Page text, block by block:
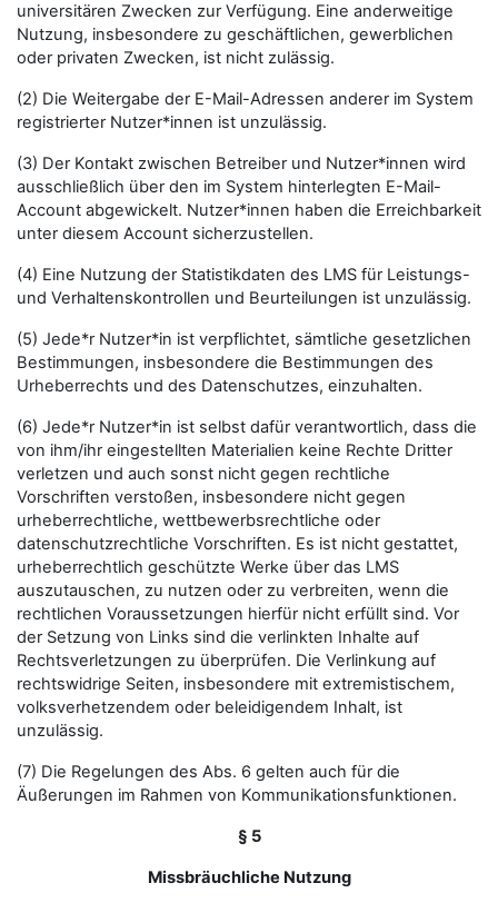
universitären Zwecken zur Verfügung. Eine anderweitige
Nutzung, insbesondere zu geschäftlichen, gewerblichen
oder privaten Zwecken, ist nicht zulässig.
(2) Die Weitergabe der E-Mail-Adressen anderer im System
registrierter Nutzer*innen ist unzulässig.
(3) Der Kontakt zwischen Betreiber und Nutzer*innen wird
ausschließlich über den im System hinterlegten E-Mail-
Account abgewickelt. Nutzer*innen haben die Erreichbarkeit
unter diesem Account sicherzustellen.
(4) Eine Nutzung der Statistikdaten des LMS für Leistungs-
und Verhaltenskontrollen und Beurteilungen ist unzulässig.
(5) Jede*r Nutzer*in ist verpflichtet, sämtliche gesetzlichen
Bestimmungen, insbesondere die Bestimmungen des
Urheberrechts und des Datenschutzes, einzuhalten.
(6) Jede*r Nutzer*in ist selbst dafür verantwortlich, dass die
von ihm/ihr eingestellten Materialien keine Rechte Dritter
verletzen und auch sonst nicht gegen rechtliche
Vorschriften verstoßen, insbesondere nicht gegen
urheberrechtliche, wettbewerbsrechtliche oder
datenschutzrechtliche Vorschriften. Es ist nicht gestattet,
urheberrechtlich geschützte Werke über das LMS
auszutauschen, zu nutzen oder zu verbreiten, wenn die
rechtlichen Voraussetzungen hierfür nicht erfüllt sind. Vor
der Setzung von Links sind die verlinkten Inhalte auf
Rechtsverletzungen zu überprüfen. Die Verlinkung auf
rechtswidrige Seiten, insbesondere mit extremistischem,
volksverhetzendem oder beleidigendem Inhalt, ist
unzulässig.
(7) Die Regelungen des Abs. 6 gelten auch für die
Äußerungen im Rahmen von Kommunikationsfunktionen.
§ 5
Missbräuchliche Nutzung